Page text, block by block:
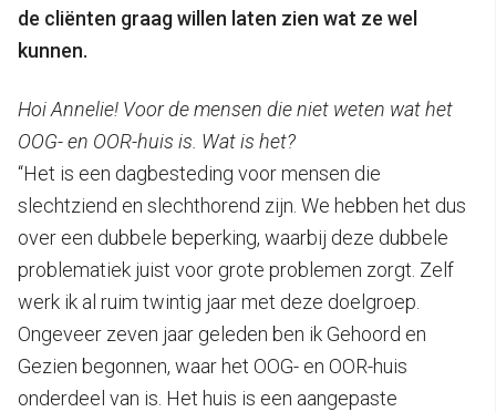
de cliënten graag willen laten zien wat ze wel
kunnen.
Hoi Annelie! Voor de mensen die niet weten wat het
OOG- en OOR-huis is. Wat is het?
“Het is een dagbesteding voor mensen die
slechtziend en slechthorend zijn. We hebben het dus
over een dubbele beperking, waarbij deze dubbele
problematiek juist voor grote problemen zorgt. Zelf
werk ik al ruim twintig jaar met deze doelgroep.
Ongeveer zeven jaar geleden ben ik Gehoord en
Gezien begonnen, waar het OOG- en OOR-huis
onderdeel van is. Het huis is een aangepaste